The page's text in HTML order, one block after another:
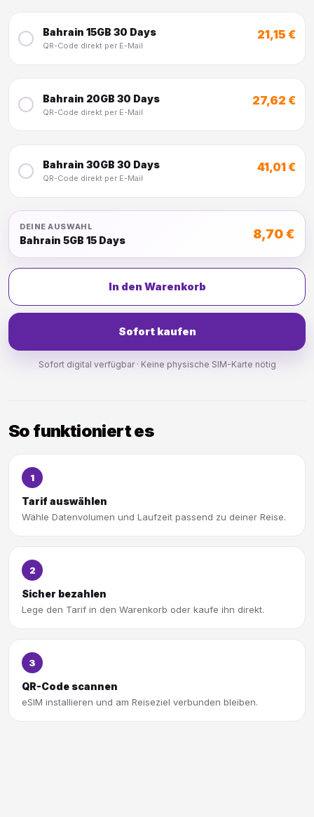
Bahrain 15GB 30 Days
QR-Code direkt per E-Mail
21,15 €
Bahrain 20GB 30 Days
QR-Code direkt per E-Mail
27,62 €
Bahrain 30GB 30 Days
QR-Code direkt per E-Mail
41,01 €
DEINE AUSWAHL
Bahrain 5GB 15 Days 8,70 €
In den Warenkorb
Sofort kaufen
Sofort digital verfügbar · Keine physische SIM-Karte nötig
So funktioniert es
1
Tarif auswählen
Wähle Datenvolumen und Laufzeit passend zu deiner Reise.
2
Sicher bezahlen
Lege den Tarif in den Warenkorb oder kaufe ihn direkt.
3
QR-Code scannen
eSIM installieren und am Reiseziel verbunden bleiben.